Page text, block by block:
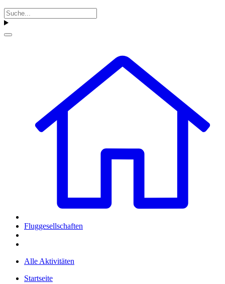
Fluggesellschaften
Alle Aktivitäten
Startseite